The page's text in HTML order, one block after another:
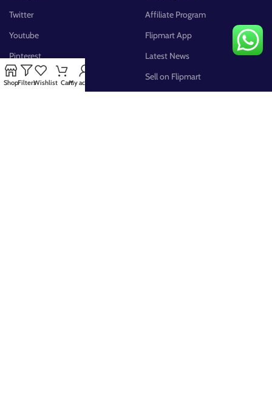
Twitter
Youtube
Pinterest
FB Group
Affiliate Program
Flipmart App
Latest News
Sell on Flipmart
ShopFiltersWishlist CartMy account